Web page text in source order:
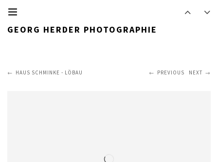
GEORG HERDER PHOTOGRAPHIE
PREVIOUS NEXT
HAUS SCHMINKE - LÖBAU